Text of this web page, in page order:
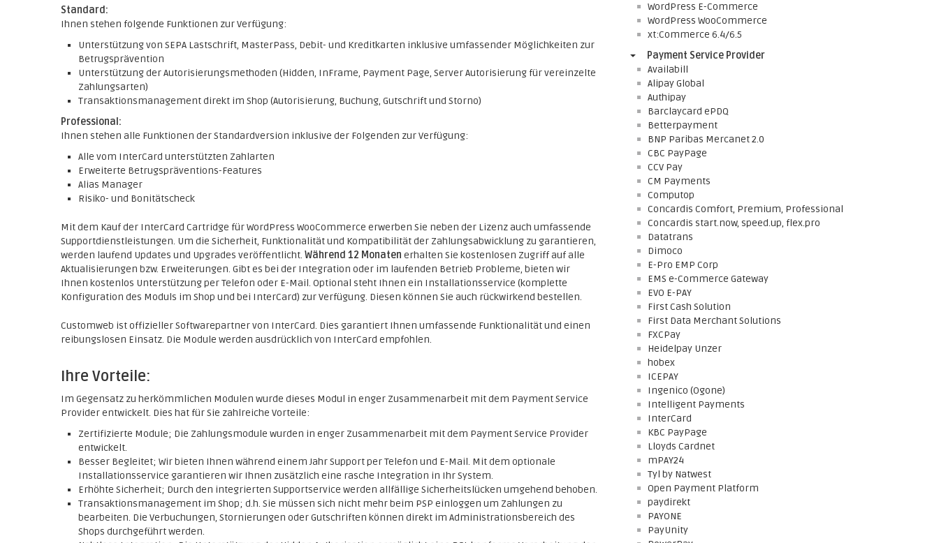
Standard:
Ihnen stehen folgende Funktionen zur Verfügung:
Unterstützung von SEPA Lastschrift, MasterPass, Debit- und Kreditkarten inklusive umfassender Möglichkeiten zur
Betrugsprävention
Unterstützung der Autorisierungsmethoden (Hidden, InFrame, Payment Page, Server Autorisierung für vereinzelte
Zahlungsarten)
Transaktionsmanagement direkt im Shop (Autorisierung, Buchung, Gutschrift und Storno)
Professional:
Ihnen stehen alle Funktionen der Standardversion inklusive der Folgenden zur Verfügung:
Alle vom InterCard unterstützten Zahlarten
Erweiterte Betrugspräventions-Features
Alias Manager
Risiko- und Bonitätscheck
Mit dem Kauf der InterCard Cartridge für WordPress WooCommerce erwerben Sie neben der Lizenz auch umfassende
Supportdienstleistungen. Um die Sicherheit, Funktionalität und Kompatibilität der Zahlungsabwicklung zu garantieren,
werden laufend Updates und Upgrades veröffentlicht. Während 12 Monaten erhalten Sie kostenlosen Zugriff auf alle
Aktualisierungen bzw. Erweiterungen. Gibt es bei der Integration oder im laufenden Betrieb Probleme, bieten wir
Ihnen kostenlos Unterstützung per Telefon oder E-Mail. Optional steht Ihnen ein Installationsservice (komplette
Konfiguration des Moduls im Shop und bei InterCard) zur Verfügung. Diesen können Sie auch rückwirkend bestellen.
Customweb ist offizieller Softwarepartner von InterCard. Dies garantiert Ihnen umfassende Funktionalität und einen
reibungslosen Einsatz. Die Module werden ausdrücklich von InterCard empfohlen.
Ihre Vorteile:
Im Gegensatz zu herkömmlichen Modulen wurde dieses Modul in enger Zusammenarbeit mit dem Payment Service
Provider entwickelt. Dies hat für Sie zahlreiche Vorteile:
Zertifizierte Module; Die Zahlungsmodule wurden in enger Zusammenarbeit mit dem Payment Service Provider
entwickelt.
Besser Begleitet; Wir bieten Ihnen während einem Jahr Support per Telefon und E-Mail. Mit dem optionale
Installationsservice garantieren wir Ihnen zusätzlich eine rasche Integration in Ihr System.
Erhöhte Sicherheit; Durch den integrierten Supportservice werden allfällige Sicherheitslücken umgehend behoben.
Transaktionsmanagement im Shop; d.h. Sie müssen sich nicht mehr beim PSP einloggen um Zahlungen zu
bearbeiten. Die Verbuchungen, Stornierungen oder Gutschriften können direkt im Administrationsbereich des
Shops durchgeführt werden.
WordPress E-Commerce
WordPress WooCommerce
xt:Commerce 6.4/6.5
Payment Service Provider
Availabill
Alipay Global
Authipay
Barclaycard ePDQ
Betterpayment
BNP Paribas Mercanet 2.0
CBC PayPage
CCV Pay
CM Payments
Computop
Concardis Comfort, Premium, Professional
Concardis start.now, speed.up, flex.pro
Datatrans
Dimoco
E-Pro EMP Corp
EMS e-Commerce Gateway
EVO E-PAY
First Cash Solution
First Data Merchant Solutions
FXCPay
Heidelpay Unzer
hobex
ICEPAY
Ingenico (Ogone)
Intelligent Payments
InterCard
KBC PayPage
Lloyds Cardnet
mPAY24
Tyl by Natwest
Open Payment Platform
paydirekt
PAYONE
PayUnity